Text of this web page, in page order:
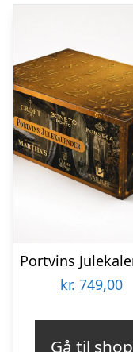
kr. 749,00
Gå til shop